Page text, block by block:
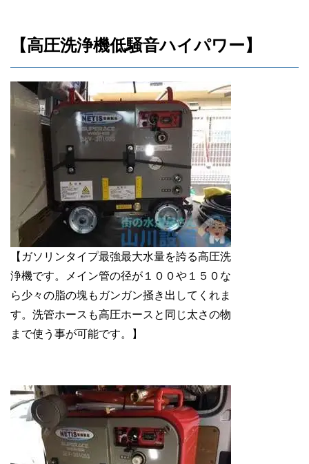
【高圧洗浄機低騒音ハイパワー】
【ガソリンタイプ最強最大水量を誇る高圧洗
浄機です。メイン管の径が１００や１５０な
ら少々の脂の塊もガンガン掻き出してくれま
す。洗管ホースも高圧ホースと同じ太さの物
まで使う事が可能です。】